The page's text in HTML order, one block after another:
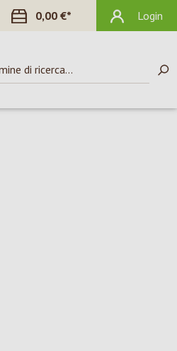
HAI 0 ARTICOLI NELLA LISTA DEI
0,00 €* Login